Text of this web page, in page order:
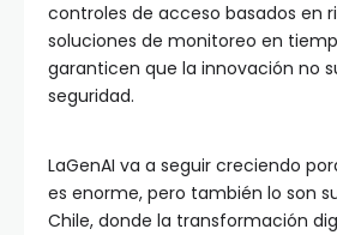
controles de acceso basados en
soluciones de monitoreo en
garanticen que la innovación no
seguridad.
LaGenAI va a seguir creciendo
es enorme, pero también lo son
Chile, donde la transformación